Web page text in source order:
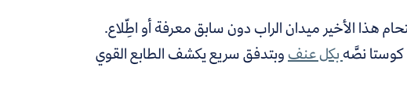
هذا الأخير ميدان الراب دون سابق معرفة أو اطِّلاع.
كوستا نصَّهبكل عنفوبتدفق سريع يكشف الطابع القوي